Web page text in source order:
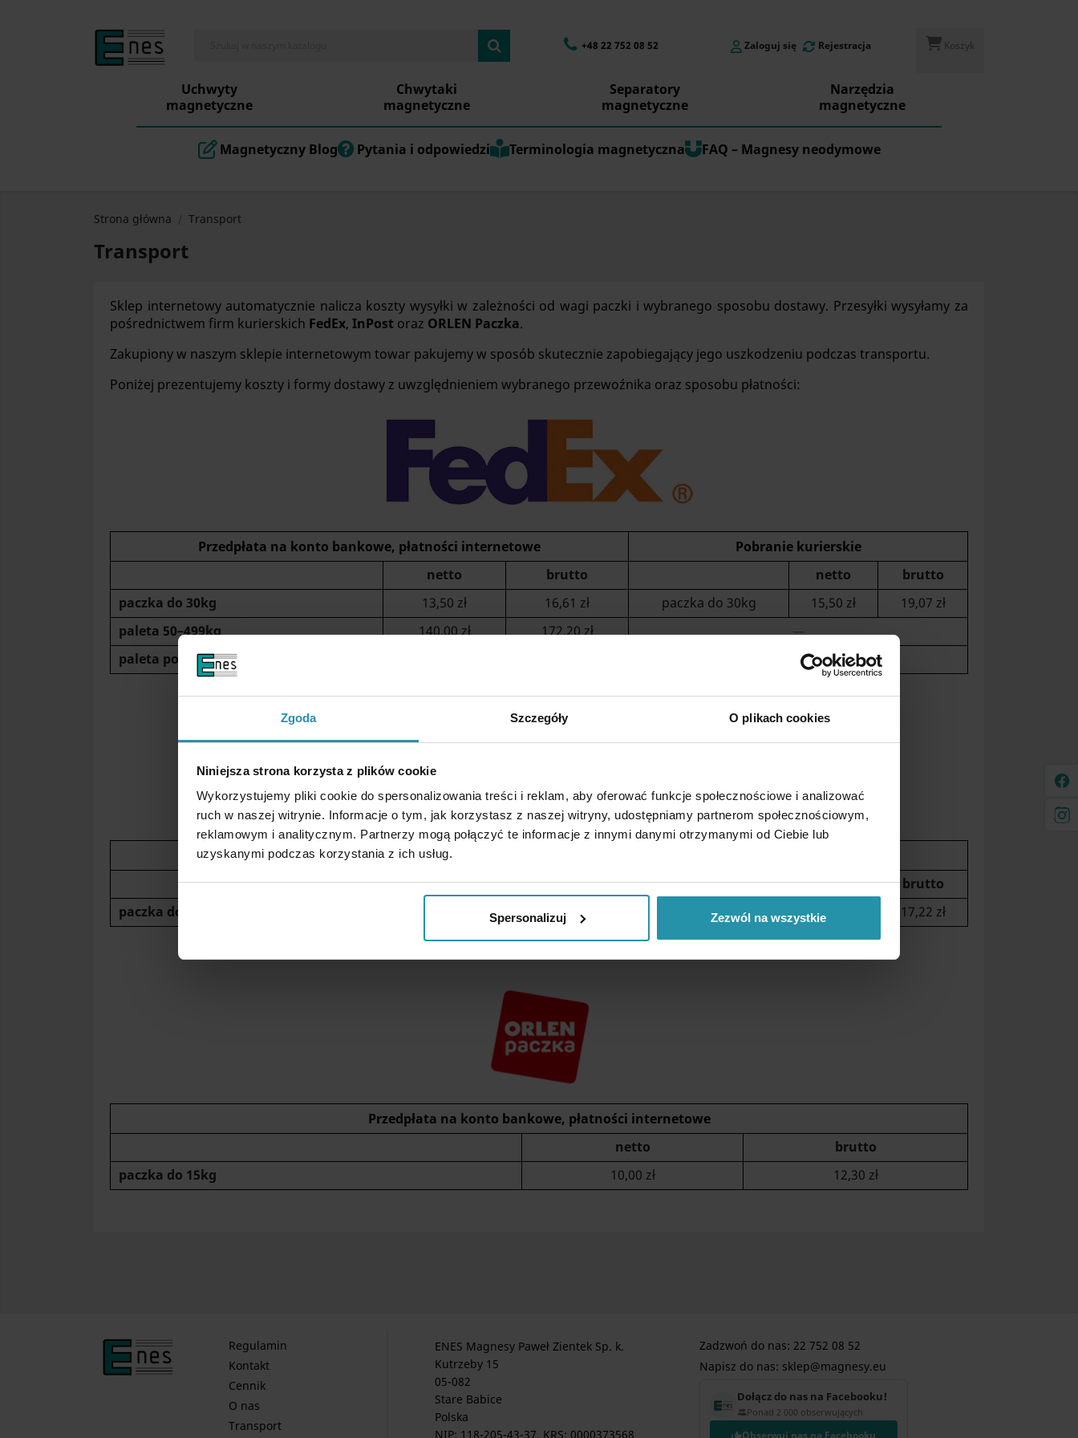
Zgoda Szczegóły O plikach cookies
Niniejsza strona korzysta z plików cookie
Wykorzystujemy pliki cookie do spersonalizowania treści i reklam, aby oferować funkcje społecznościowe i analizować
ruch w naszej witrynie. Informacje o tym, jak korzystasz z naszej witryny, udostępniamy partnerom społecznościowym,
reklamowym i analitycznym. Partnerzy mogą połączyć te informacje z innymi danymi otrzymanymi od Ciebie lub
uzyskanymi podczas korzystania z ich usług.
Spersonalizuj Zezwól na wszystkie
+48 22 752 08 52 Zaloguj się Rejestracja Koszyk
Uchwyty
magnetyczne
Chwytaki
magnetyczne
Separatory
magnetyczne
Narzędzia
magnetyczne
Magnetyczny Blog Pytania i odpowiedzi Terminologia magnetyczna FAQ – Magnesy neodymowe
Strona główna Transport
Transport
Sklep internetowy automatycznie nalicza koszty wysyłki w zależności od wagi paczki i wybranego sposobu dostawy. Przesyłki wysyłamy za
pośrednictwem firm kurierskich FedEx, InPost oraz ORLEN Paczka.
Zakupiony w naszym sklepie internetowym towar pakujemy w sposób skutecznie zapobiegający jego uszkodzeniu podczas transportu.
Poniżej prezentujemy koszty i formy dostawy z uwzględnieniem wybranego przewoźnika oraz sposobu płatności:
Przedpłata na konto bankowe, płatności internetowe
Pobranie kurierskie
netto
brutto netto
brutto
paczka do 30kg
13,50 zł 16,61 zł paczka do 30kg 15,50 zł
19,07 zł
paleta 50–499kg
140,00 zł 172,20 zł
—
paleta powyżej 500kg
—
Przedpłata na konto bankowe, płatności internetowe
netto
brutto netto
brutto
paczka do 15kg
14,76 zł paczka do 15kg 14,00 zł 17,22 zł
Przedpłata na konto bankowe, płatności internetowe
netto
brutto
paczka do 15kg
10,00 zł 12,30 zł
Regulamin
Kontakt
Cennik
O nas
Transport
ENES Magnesy Paweł Zientek Sp. k.
Kutrzeby 15
05-082
Stare Babice
Polska
NIP: 118-205-43-37, KRS: 0000373568
Zadzwoń do nas: 22 752 08 52
Napisz do nas: sklep@magnesy.eu
Dołącz do nas na Facebooku!
Ponad 2 000 obserwujących